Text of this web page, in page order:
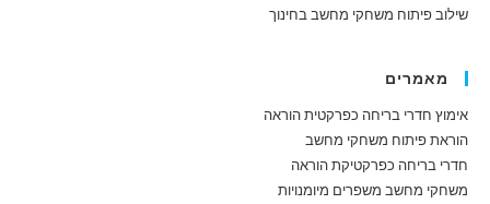
שילוב פיתוח משחקי מחשב בחינוך
מאמרים
אימוץ חדרי בריחה כפרקטית הוראה
הוראת פיתוח משחקי מחשב
חדרי בריחה כפרקטיקת הוראה
משחקי מחשב משפרים מיומנויות